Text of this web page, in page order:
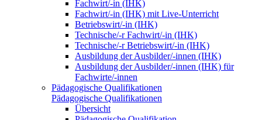
Fachwirt/-in (IHK)
Fachwirt/-in (IHK) mit Live-Unterricht
Betriebswirt/-in (IHK)
Technische/-r Fachwirt/-in (IHK)
Technische/-r Betriebswirt/-in (IHK)
Ausbildung der Ausbilder/-innen (IHK)
Ausbildung der Ausbilder/-innen (IHK) für
Fachwirte/-innen
Pädagogische Qualifikationen
Pädagogische Qualifikationen
Übersicht